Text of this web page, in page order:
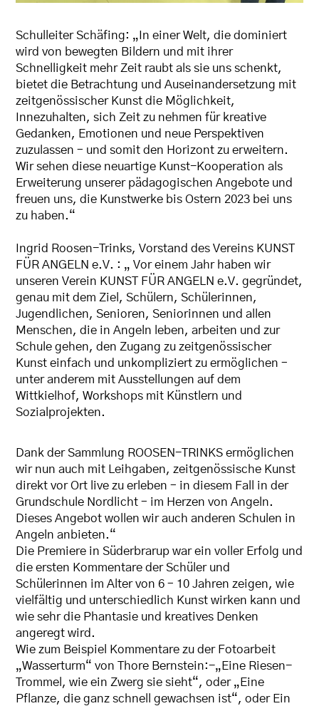
Schulleiter Schäfing: „In einer Welt, die dominiert
wird von bewegten Bildern und mit ihrer
Schnelligkeit mehr Zeit raubt als sie uns schenkt,
bietet die Betrachtung und Auseinandersetzung mit
zeitgenössischer Kunst die Möglichkeit,
Innezuhalten, sich Zeit zu nehmen für kreative
Gedanken, Emotionen und neue Perspektiven
zuzulassen – und somit den Horizont zu erweitern.
Wir sehen diese neuartige Kunst-Kooperation als
Erweiterung unserer pädagogischen Angebote und
freuen uns, die Kunstwerke bis Ostern 2023 bei uns
zu haben.“
Ingrid Roosen-Trinks, Vorstand des Vereins KUNST
FÜR ANGELN e.V. : „ Vor einem Jahr haben wir
unseren Verein KUNST FÜR ANGELN e.V. gegründet,
genau mit dem Ziel, Schülern, Schülerinnen,
Jugendlichen, Senioren, Seniorinnen und allen
Menschen, die in Angeln leben, arbeiten und zur
Schule gehen, den Zugang zu zeitgenössischer
Kunst einfach und unkompliziert zu ermöglichen –
unter anderem mit Ausstellungen auf dem
Wittkielhof, Workshops mit Künstlern und
Sozialprojekten.
Dank der Sammlung ROOSEN-TRINKS ermöglichen
wir nun auch mit Leihgaben, zeitgenössische Kunst
direkt vor Ort live zu erleben – in diesem Fall in der
Grundschule Nordlicht – im Herzen von Angeln.
Dieses Angebot wollen wir auch anderen Schulen in
Angeln anbieten.“
Die Premiere in Süderbrarup war ein voller Erfolg und
die ersten Kommentare der Schüler und
Schülerinnen im Alter von 6 – 10 Jahren zeigen, wie
vielfältig und unterschiedlich Kunst wirken kann und
wie sehr die Phantasie und kreatives Denken
angeregt wird.
Wie zum Beispiel Kommentare zu der Fotoarbeit
„Wasserturm“ von Thore Bernstein:-„Eine Riesen-
Trommel, wie ein Zwerg sie sieht“, oder „Eine
Pflanze, die ganz schnell gewachsen ist“, oder Ein